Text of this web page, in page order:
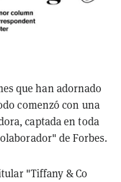
que han adornado
comenzó con una
captada en toda
de Forbes.
"Tiffany & Co